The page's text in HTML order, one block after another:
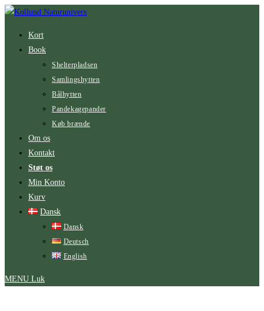
Skip
Kort
Book
Shelterpladsen
Samlingshytten
Bålhytten
Pandekagepander
Køb brænde
Om os
Kontakt
Støt os
Min Konto
Kurv
Dansk
Dansk
Deutsch
English
MENU Luk